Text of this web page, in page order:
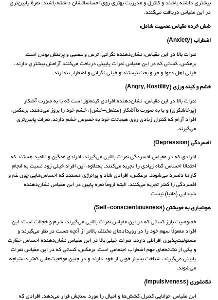
بیشتری داشته باشند و کنترل و مدیریت بهتری روی احساساتشان داشته باشند، نمرهٔ پایین‌تری
در این مقیاس دریافت می‌کنند.
شش خرده مقیاس عصبیت شامل:
اضطراب (Anxiety)
نمرات بالا در این مقیاس، نشان‌دهنده نگرانی، ترس و عصبی و پرتنش بودن است.
برعکس، کسانی که در این مقیاس نمرات پایینی دریافت می‌کنند آرامش بیشتری دارند،
خیلی اهل دعوا و جر و بحث نیستند و خیلی نگرانی و اضطراب ندارند.
خشم و کینه ورزی (Angry, Hostility)
نمرات بالا در این مقیاس، نشان‌دهنده افرادی کینه‌توز است که یا به صورت آشکار
(پرخاشگری) و یا به صورت ناآشکار (منفعل-خشن)، خشم خود را بروز می‌دهند. برعکس،
افراد آرام که کنترل زیادی روی هیجانات خود به خصوص خشم دارند، نمرات پایین‌تری
می‌گیرند.
افسردگی (Depression)
افرادی که در مقیاس افسردگی نمرات بالایی می‌گیرند، افرادی غمگین و ناامید هستند که
احتمالاً احساس گناه زیادی را تجربه می‌کنند. به‌علاوه، این افراد خیلی زود نسبت به انجام
کارها دلسرد می‌شوند. برعکس، افرادی شاد و پرانرژی هستند که احساس‌هایی چون غم و
افسردگی را کمتر تجربه می‌کنند. البته لزوماً نمره پایین در این مقیاس نشان‌دهنده
شیدایی (مانیا) نیست.
هوشیاری به خویشتن (Self-conscientiousness)
خصوصیت بارز کسانی که در این مقیاس نمرات بالایی می‌گیرند، شرم و خجالت است؛ این
افراد معمولاً سهم خود را در رویدادهای مختلف بالاتر از آنچه هست در نظر می‌گیرند و
مسئولیت‌پذیری افراطی دارند. نمرات خیلی بالا در این مقیاس نشان‌دهنده احساس حقارت
و یکی از نشانه‌های مهم اضطراب اجتماعی است. برعکس، کسانی که در این مقیاس نمرات
پایینی می‌گیرند، شناخت بسیار خوبی از خود دارند و در چنین موقعیت‌هایی کمتر دستپاچه
می‌شوند.
تکانشوری (Impulsiveness)
این مقیاس، توانایی کنترل کشش‌ها و امیال را مورد سنجش قرار می‌دهد. افرادی که